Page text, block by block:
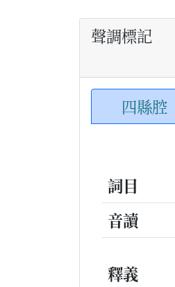
聲調標記
四縣腔
詞目
音讀
釋義